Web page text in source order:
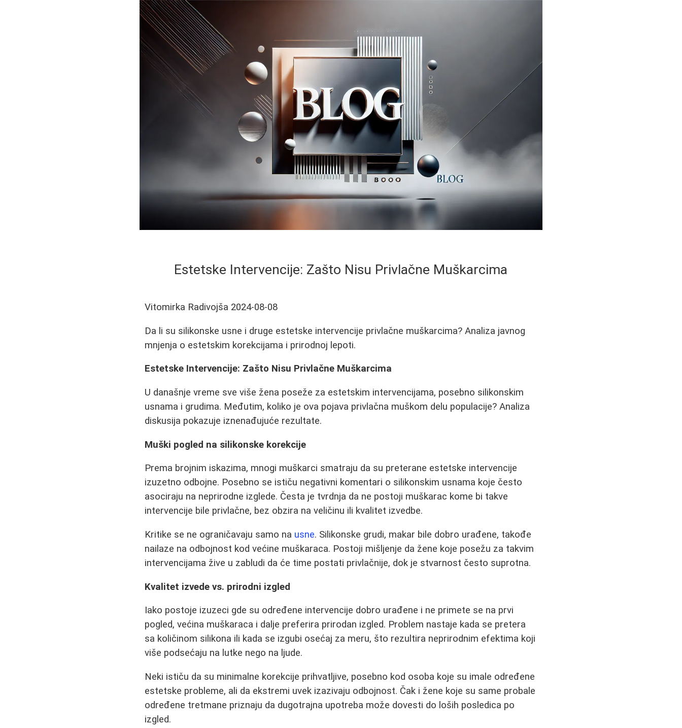
Estetske Intervencije: Zašto Nisu Privlačne Muškarcima
Vitomirka Radivojša 2024-08-08
Da li su silikonske usne i druge estetske intervencije privlačne muškarcima? Analiza javnog
mnjenja o estetskim korekcijama i prirodnoj lepoti.
Estetske Intervencije: Zašto Nisu Privlačne Muškarcima
U današnje vreme sve više žena poseže za estetskim intervencijama, posebno silikonskim
usnama i grudima. Međutim, koliko je ova pojava privlačna muškom delu populacije? Analiza
diskusija pokazuje iznenađujuće rezultate.
Muški pogled na silikonske korekcije
Prema brojnim iskazima, mnogi muškarci smatraju da su preterane estetske intervencije
izuzetno odbojne. Posebno se ističu negativni komentari o silikonskim usnama koje često
asociraju na neprirodne izglede. Česta je tvrdnja da ne postoji muškarac kome bi takve
intervencije bile privlačne, bez obzira na veličinu ili kvalitet izvedbe.
Kritike se ne ograničavaju samo na usne. Silikonske grudi, makar bile dobro urađene, takođe
nailaze na odbojnost kod većine muškaraca. Postoji mišljenje da žene koje posežu za takvim
intervencijama žive u zabludi da će time postati privlačnije, dok je stvarnost često suprotna.
Kvalitet izvede vs. prirodni izgled
Iako postoje izuzeci gde su određene intervencije dobro urađene i ne primete se na prvi
pogled, većina muškaraca i dalje preferira prirodan izgled. Problem nastaje kada se pretera
sa količinom silikona ili kada se izgubi osećaj za meru, što rezultira neprirodnim efektima koji
više podsećaju na lutke nego na ljude.
Neki ističu da su minimalne korekcije prihvatljive, posebno kod osoba koje su imale određene
estetske probleme, ali da ekstremi uvek izazivaju odbojnost. Čak i žene koje su same probale
određene tretmane priznaju da dugotrajna upotreba može dovesti do loših posledica po
izgled.